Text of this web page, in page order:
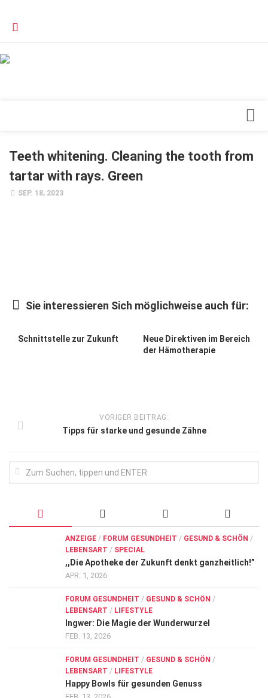
Forschung
Zahn, Mund, Kiefer
Allgemein
Hören
Teeth whitening. Cleaning the tooth from
tartar with rays. Green
SEP. 18, 2023
Sie interessieren Sich möglichweise auch für:
Schnittstelle zur Zukunft
Neue Direktiven im Bereich
der Hämotherapie
VORIGER BEITRAG:
Tipps für starke und gesunde Zähne
ANZEIGE / FORUM GESUNDHEIT / GESUND & SCHÖN /
LEBENSART / SPECIAL
,,Die Apotheke der Zukunft denkt ganzheitlich!”
APR. 1, 2026
FORUM GESUNDHEIT / GESUND & SCHÖN /
LEBENSART / LIFESTYLE
Ingwer: Die Magie der Wunderwurzel
FEB. 13, 2026
FORUM GESUNDHEIT / GESUND & SCHÖN /
LEBENSART / LIFESTYLE
Happy Bowls für gesunden Genuss